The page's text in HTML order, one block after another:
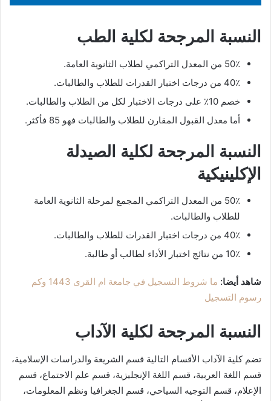
النسبة المرجحة لكلية الطب
50٪ من المعدل التراكمي لطلاب الثانوية العامة.
40٪ من درجات اختبار القدرات للطلاب والطالبات.
خصم 10٪ على درجات الاختبار لكل من الطلاب والطالبات.
أما معدل القبول المقارن للطلاب والطالبات فهو 85 فأكثر.
النسبة المرجحة لكلية الصيدلة
الإكلينيكية
50٪ من المعدل التراكمي المجمع لمرحلة الثانوية العامة
للطلاب والطالبات.
40٪ من درجات اختبار القدرات للطلاب والطالبات.
10٪ من نتائج اختبار الأداء لطالب أو طالبة.
شاهد أيضا:
ما شروط التسجيل في جامعة ام القرى 1443 وكم
رسوم التسجيل
النسبة المرجحة لكلية الآداب
تضم كلية الآداب الأقسام التالية قسم الشريعة والدراسات الإسلامية،
قسم اللغة العربية، قسم اللغة الإنجليزية، قسم علم الاجتماع، قسم
الإعلام، قسم التوجيه السياحي، قسم الجغرافيا ونظم المعلومات،